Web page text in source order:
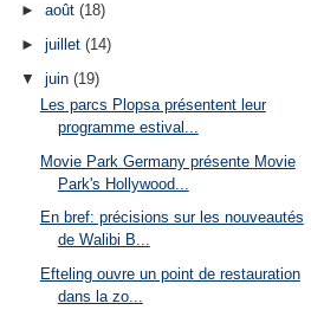
► août (18)
► juillet (14)
▼ juin (19)
Les parcs Plopsa présentent leur
programme estival...
Movie Park Germany présente Movie
Park's Hollywood...
En bref: précisions sur les nouveautés
de Walibi B...
Efteling ouvre un point de restauration
dans la zo...